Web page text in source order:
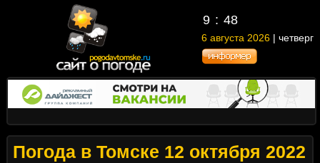
9 48
6 августа 2026 | четверг
Погода в Томске 12 октября 2022